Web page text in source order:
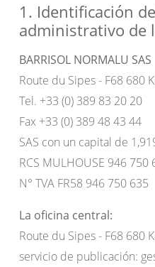
1. Identificación
administrativo de
BARRISOL NORMALU SAS
Route du Sipes - F68 680
Tel. +33 (0) 389 83 20 20
Fax +33 (0) 389 48 43 44
SAS con un capital de
RCS MULHOUSE 946 750
N° TVA FR58 946 750 635
La oficina central:
Route du Sipes - F68 680
servicio de publicación: